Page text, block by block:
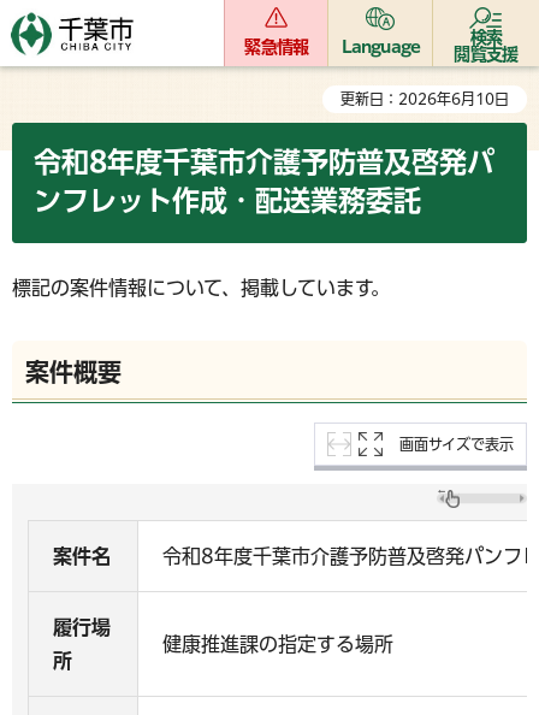
緊急情報 Language
検索
閲覧支援
更新日：2026年6月10日
令和8年度千葉市介護予防普及啓発パ
ンフレット作成・配送業務委託
標記の案件情報について、掲載しています。
案件概要
画面サイズで表示
案件名 令和8年度千葉市介護予防普及啓発パンフ
履行場
所
健康推進課の指定する場所